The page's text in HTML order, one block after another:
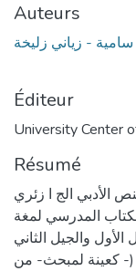
Auteurs
- زياني زليخة
Éditeur
University Center
Résumé
الأدبي الج ا زئري
المدرسي لمغة
الأول والجيل الثاني
(- كعينة لمبحث- من